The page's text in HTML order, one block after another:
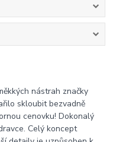
nástrah značky
skloubit bezvadně
cenovku! Dokonalý
Celý koncept